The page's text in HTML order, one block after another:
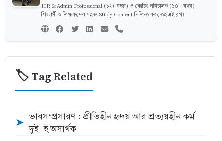
HR & Admin Professional (১২+ বছর) ও কোচিং পরিচালক (১৪+ বছর)।
শিক্ষার্থী ও শিক্ষকদের সহজ Study Content নিশ্চিত করতেই এই ব্লগ।
🏷️ Tag Related
➤
ভাবসম্প্রসারণ : প্রীতিহীন হৃদয় আর প্রত্যয়হীন কর্ম
দুই-ই অসার্থক